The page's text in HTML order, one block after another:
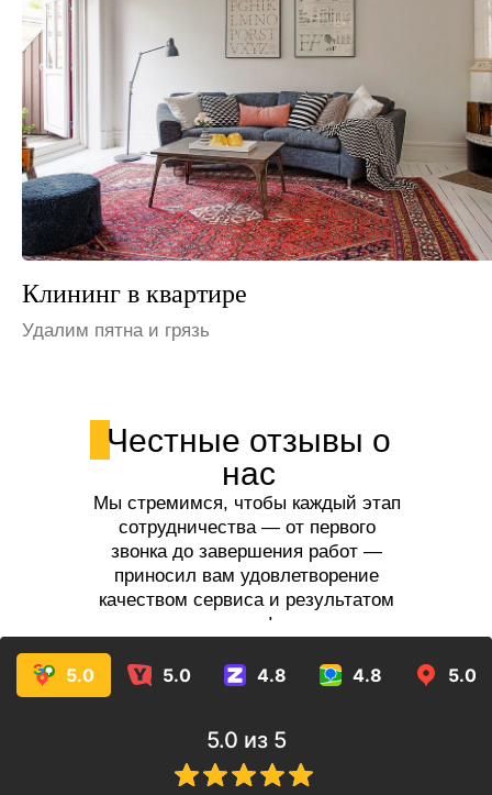
Клининг на даче
Устраним неприятные запахи
Честные отзывы о
нас
Мы стремимся, чтобы каждый этап
сотрудничества — от первого
звонка до завершения работ —
приносил вам удовлетворение
качеством сервиса и результатом
услуг!
5.0 5.0 4.8 4.8 5.0
5.0 из 5